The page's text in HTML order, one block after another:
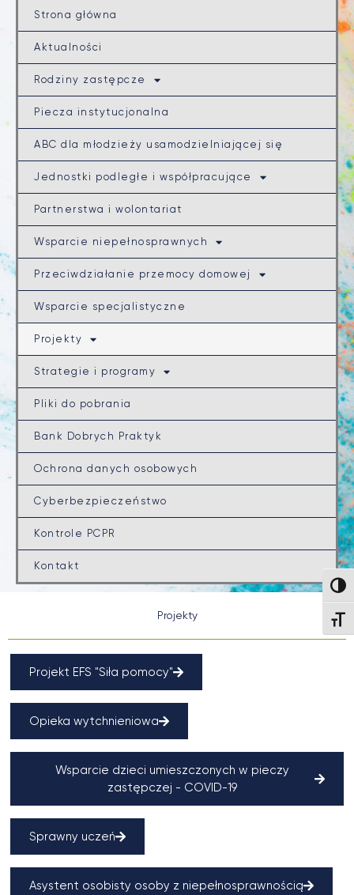
Strona główna
Aktualności
Rodziny zastępcze
Piecza instytucjonalna
ABC dla młodzieży usamodzielniającej się
Jednostki podległe i współpracujące
Partnerstwa i wolontariat
Wsparcie niepełnosprawnych
Przeciwdziałanie przemocy domowej
Wsparcie specjalistyczne
Projekty
Strategie i programy
Pliki do pobrania
Bank Dobrych Praktyk
Ochrona danych osobowych
Cyberbezpieczeństwo
Kontrole PCPR
Kontakt
Projekty
Projekt EFS "Siła pomocy"
Opieka wytchnieniowa
Wsparcie dzieci umieszczonych w pieczy
zastępczej - COVID-19
Sprawny uczeń
Asystent osobisty osoby z niepełnosprawnością